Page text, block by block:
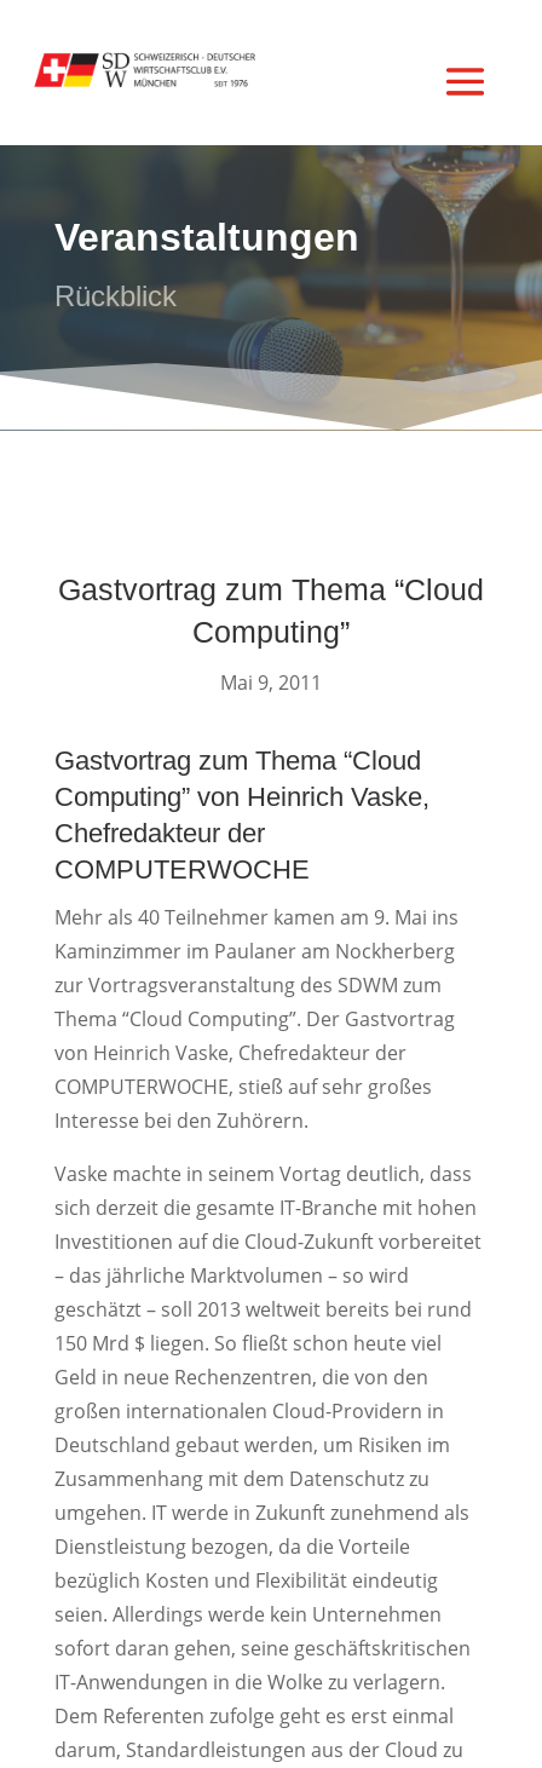
Veranstal­tungen
Rückblick
Gastvortrag zum Thema “Cloud
Computing”
Mai 9, 2011
Gastvortrag zum Thema “Cloud
Computing” von Heinrich Vaske,
Chefredakteur der
COMPUTERWOCHE
Mehr als 40 Teilnehmer kamen am 9. Mai ins
Kaminzimmer im Paulaner am Nockherberg
zur Vortragsveranstaltung des SDWM zum
Thema “Cloud Computing”. Der Gastvortrag
von Heinrich Vaske, Chefredakteur der
COMPUTERWOCHE, stieß auf sehr großes
Interesse bei den Zuhörern.
Vaske machte in seinem Vortag deutlich, dass
sich derzeit die gesamte IT-Branche mit hohen
Investitionen auf die Cloud-Zukunft vorbereitet
– das jährliche Marktvolumen – so wird
geschätzt – soll 2013 weltweit bereits bei rund
150 Mrd $ liegen. So fließt schon heute viel
Geld in neue Rechenzentren, die von den
großen internationalen Cloud-Providern in
Deutschland gebaut werden, um Risiken im
Zusammenhang mit dem Datenschutz zu
umgehen. IT werde in Zukunft zunehmend als
Dienstleistung bezogen, da die Vorteile
bezüglich Kosten und Flexibilität eindeutig
seien. Allerdings werde kein Unternehmen
sofort daran gehen, seine geschäftskritischen
IT-Anwendungen in die Wolke zu verlagern.
Dem Referenten zufolge geht es erst einmal
darum, Standardleistungen aus der Cloud zu